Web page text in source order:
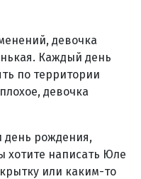
девочка
Каждый день
по территории
девочка
день рождения,
хотите написать Юле
или каким-то